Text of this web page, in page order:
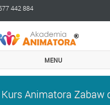
442 884
MENU
Animatora Zabaw